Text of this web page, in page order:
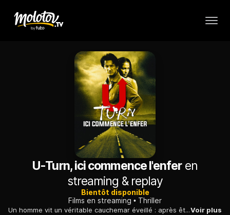
U-Turn, ici commence l'enferen
streaming & replay
Bientôt disponible
Films en streaming
Thriller
Un homme vit un véritable cauchemar éveillé : après être tombé en panne dans un village perdu de l'Arizona, il se retrouve piégé dans un engrenage mortel.Voir plus